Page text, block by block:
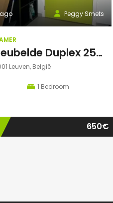
Peggy Smets
Mooie gemeubelde Duplex 25m² in residentie met tuin
Leuven, België
1 Bedroom
650€